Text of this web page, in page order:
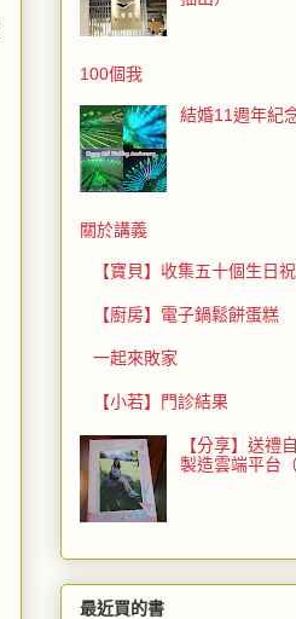
100個我
結婚11週年紀
關於講義
【寶貝】收集五十個生日
【廚房】電子鍋鬆餅蛋糕
一起來敗家
【小若】門診結果
【分享】送禮
製造雲端平台
最近買的書